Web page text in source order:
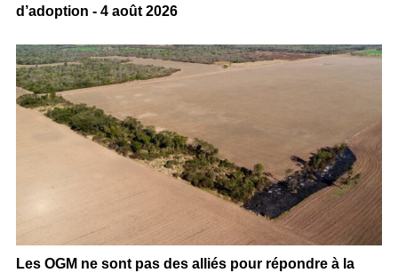
d’adoption - 4 août 2026
Les OGM ne sont pas des alliés pour répondre à la